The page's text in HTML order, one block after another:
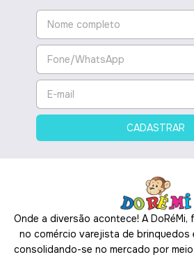
Onde a diversão acontece! A DoRéMi,
no comércio varejista de
consolidando-se no mercado por